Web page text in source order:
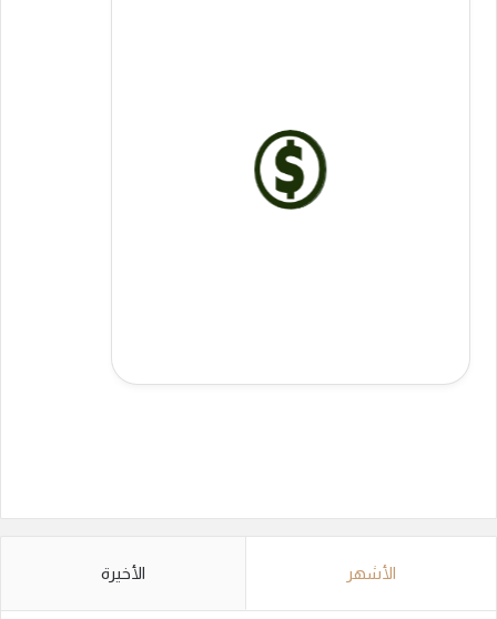
الأشهر الأخيرة